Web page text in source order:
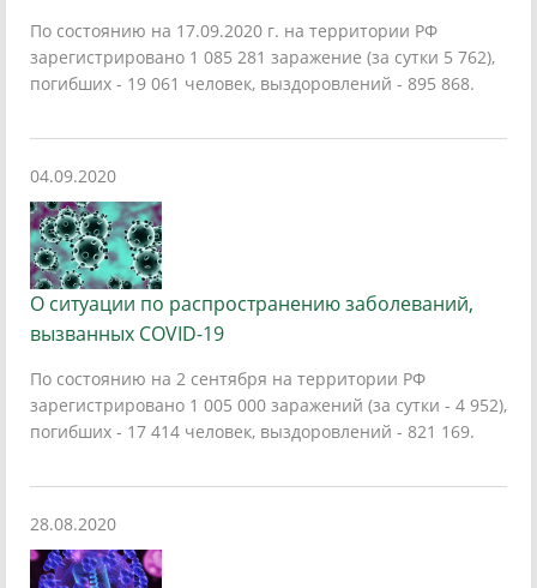
По состоянию на 17.09.2020 г. на территории РФ
зарегистрировано 1 085 281 заражение (за сутки 5 762),
погибших - 19 061 человек, выздоровлений - 895 868.
04.09.2020
О ситуации по распространению заболеваний,
вызванных COVID-19
По состоянию на 2 сентября на территории РФ
зарегистрировано 1 005 000 заражений (за сутки - 4 952),
погибших - 17 414 человек, выздоровлений - 821 169.
28.08.2020